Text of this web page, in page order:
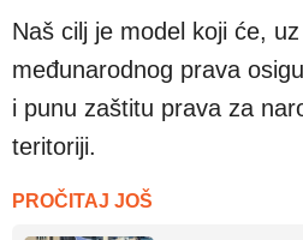
Naš cilj je model koji će,
međunarodnog prava
i punu zaštitu prava za
teritoriji.
PROČITAJ JOŠ